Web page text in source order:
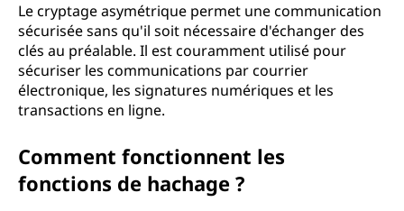
Le cryptage asymétrique permet une communication
sécurisée sans qu'il soit nécessaire d'échanger des
clés au préalable. Il est couramment utilisé pour
sécuriser les communications par courrier
électronique, les signatures numériques et les
transactions en ligne.
Comment fonctionnent les
fonctions de hachage ?